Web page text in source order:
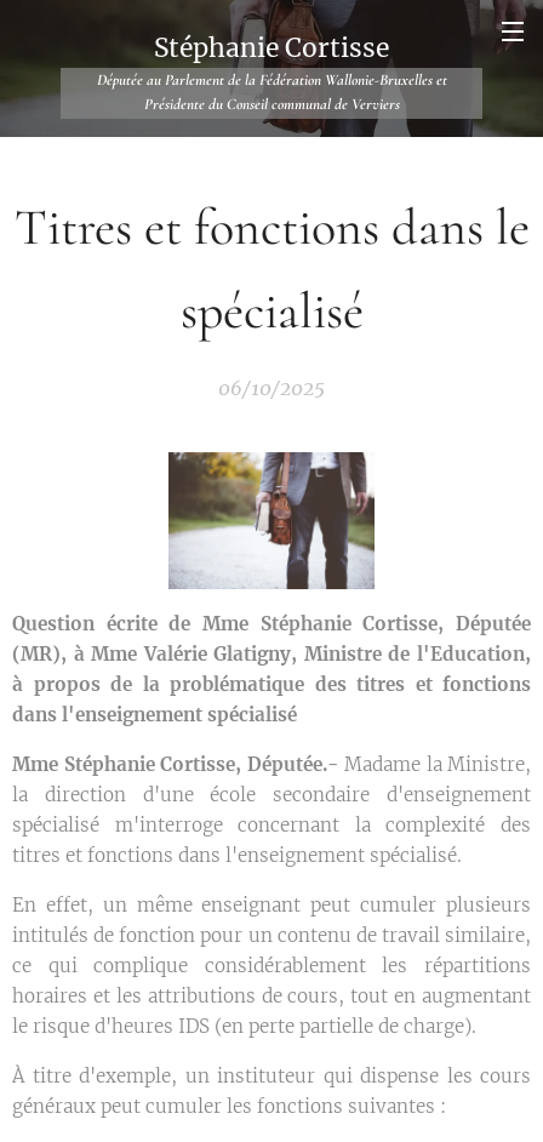
Stéphanie Cortisse
Députée au Parlement de la Fédération Wallonie-Bruxelles et
Présidente du Conseil communal de Verviers
Titres et fonctions dans le
spécialisé
06/10/2025
Question écrite de Mme Stéphanie Cortisse, Députée
(MR), à Mme Valérie Glatigny, Ministre de l'Education,
à propos de la problématique des titres et fonctions
dans l'enseignement spécialisé
Mme Stéphanie Cortisse, Députée.- Madame la Ministre,
la direction d'une école secondaire d'enseignement
spécialisé m'interroge concernant la complexité des
titres et fonctions dans l'enseignement spécialisé.
En effet, un même enseignant peut cumuler plusieurs
intitulés de fonction pour un contenu de travail similaire,
ce qui complique considérablement les répartitions
horaires et les attributions de cours, tout en augmentant
le risque d'heures IDS (en perte partielle de charge).
À titre d'exemple, un instituteur qui dispense les cours
généraux peut cumuler les fonctions suivantes :